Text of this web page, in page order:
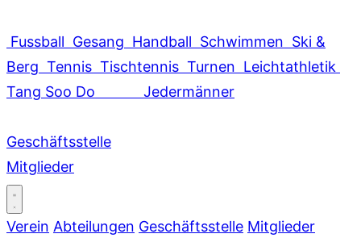
Fussball Gesang Handball Schwimmen Ski &
Berg Tennis Tischtennis Turnen Leichtathletik
Tang Soo Do
Jedermänner
Geschäftsstelle
Mitglieder
Verein Abteilungen Geschäftsstelle Mitglieder